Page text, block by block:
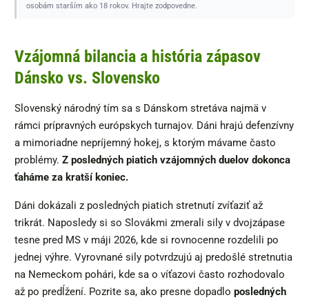
osobám starším ako 18 rokov. Hrajte zodpovedne.
Vzájomná bilancia a história zápasov
Dánsko vs. Slovensko
Slovenský národný tím sa s Dánskom stretáva najmä v
rámci prípravných európskych turnajov. Dáni hrajú defenzívny
a mimoriadne nepríjemný hokej, s ktorým mávame často
problémy. Z posledných piatich vzájomných duelov dokonca
ťaháme za kratší koniec.
Dáni dokázali z posledných piatich stretnutí zvíťaziť až
trikrát. Naposledy si so Slovákmi zmerali sily v dvojzápase
tesne pred MS v máji 2026, kde si rovnocenne rozdelili po
jednej výhre. Vyrovnané sily potvrdzujú aj predošlé stretnutia
na Nemeckom pohári, kde sa o víťazovi často rozhodovalo
až po predĺžení. Pozrite sa, ako presne dopadlo posledných